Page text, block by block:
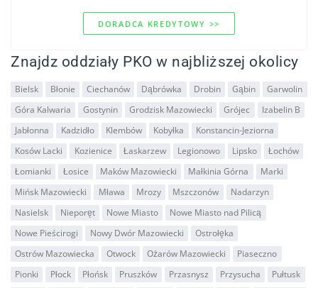
DORADCA KREDYTOWY >>
Znajdz oddziały PKO w najbliższej okolicy
Bielsk Błonie Ciechanów Dąbrówka Drobin Gąbin
Garwolin
Góra Kalwaria
Gostynin Grodzisk Mazowiecki Grójec
Izabelin B
Jabłonna
Kadzidło Klembów Kobyłka
Konstancin-Jeziorna
Kosów Lacki
Kozienice Łaskarzew Legionowo Lipsko
Łochów
Łomianki
Łosice Maków Mazowiecki Małkinia Górna
Marki
Mińsk Mazowiecki
Mława Mrozy Mszczonów
Nadarzyn
Nasielsk
Nieporęt Nowe Miasto
Nowe Miasto nad Pilicą
Nowe Pieścirogi
Nowy Dwór Mazowiecki
Ostrołęka
Ostrów Mazowiecka
Otwock Ożarów Mazowiecki
Piaseczno
Pionki
Płock Płońsk Pruszków Przasnysz Przysucha
Pułtusk